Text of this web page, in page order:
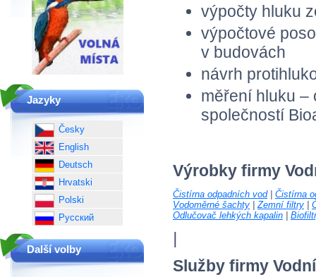
výpočty hluku
výpočtové
v budovách
návrh
měření hluku –
společností
Výrobky firmy
Čistírna odpadních vod| Čistírna
Vodoměrné šachty |Zemní filtry
Odlučovač lehkých kapalin
|
Služby firmy
Jazyky
Česky
English
Deutsch
Hrvatski
Polski
Русский
Další volby